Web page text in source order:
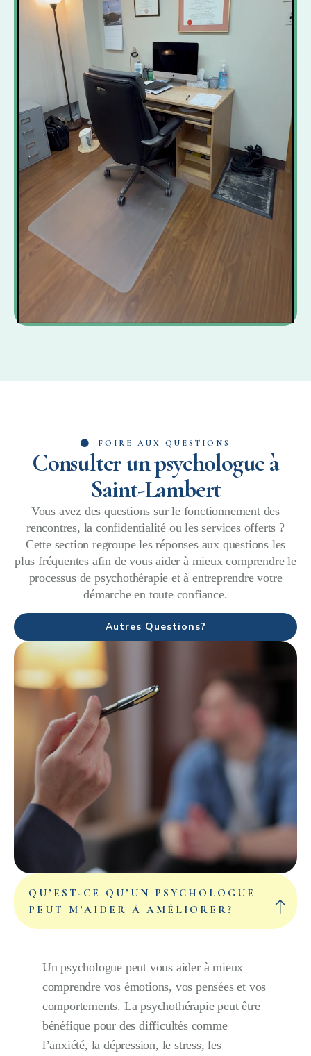
FOIRE AUX QUESTIONS
Consulter un psychologue à
Saint-Lambert
Vous avez des questions sur le fonctionnement des
rencontres, la confidentialité ou les services offerts ?
Cette section regroupe les réponses aux questions les
plus fréquentes afin de vous aider à mieux comprendre le
processus de psychothérapie et à entreprendre votre
démarche en toute confiance.
Autres Questions?
QU’EST-CE QU’UN PSYCHOLOGUE
PEUT M’AIDER À AMÉLIORER?
Un psychologue peut vous aider à mieux
comprendre vos émotions, vos pensées et vos
comportements. La psychothérapie peut être
bénéfique pour des difficultés comme
l’anxiété, la dépression, le stress, les